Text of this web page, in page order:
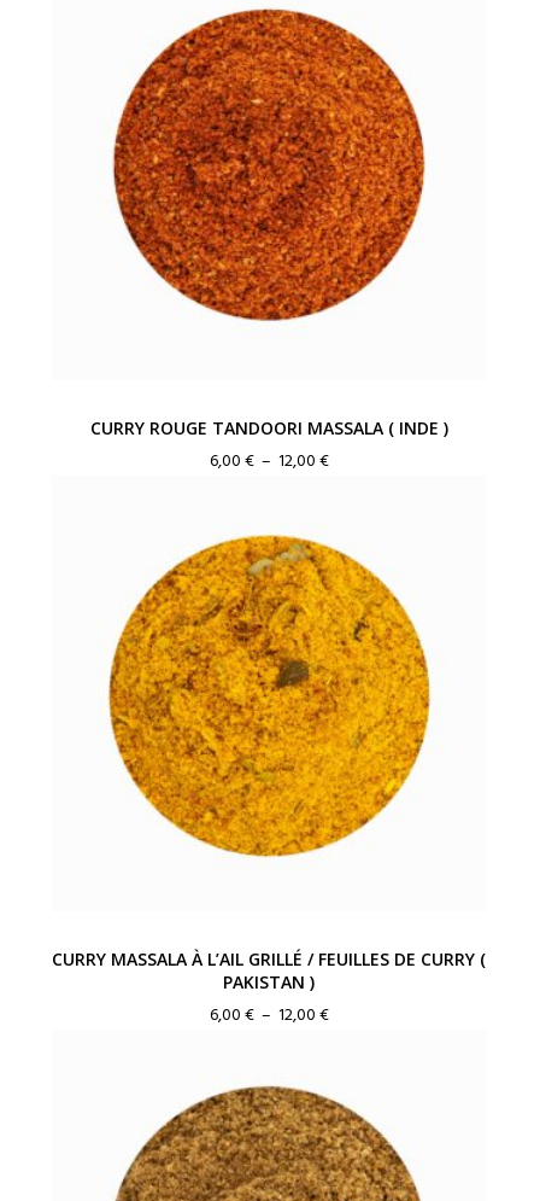
6,00 €
à
12,00 €
CURRY ROUGE TANDOORI MASSALA ( INDE )
6,00€ – 12,00€Plage
6,00 €
à
12,00 €
CURRY MASSALA À L’AIL GRILLÉ / FEUILLES DE CURRY (
PAKISTAN )
6,00€ – 12,00€Plage
6,00 €
à
12,00 €